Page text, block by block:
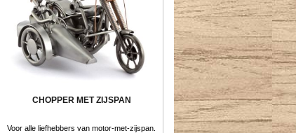
CHOPPER MET ZIJSPAN
Voor alle liefhebbers van motor-met-zijspan.